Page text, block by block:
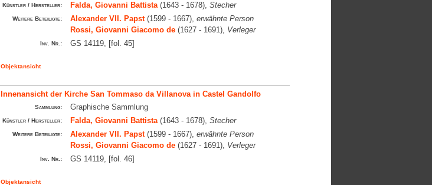
Künstler / Hersteller: Falda, Giovanni Battista(1643 - 1678), Stecher
Weitere Beteiligte: Alexander VII. Papst(1599 - 1667), erwähnte Person
Rossi, Giovanni Giacomo de(1627 - 1691), Verleger
Inv. Nr.: GS 14119, [fol. 45]
Objektansicht
Innenansicht der Kirche San Tommaso da Villanova in Castel Gandolfo
Sammlung: Graphische Sammlung
Künstler / Hersteller: Falda, Giovanni Battista(1643 - 1678), Stecher
Weitere Beteiligte: Alexander VII. Papst(1599 - 1667), erwähnte Person
Rossi, Giovanni Giacomo de(1627 - 1691), Verleger
Inv. Nr.: GS 14119, [fol. 46]
Objektansicht